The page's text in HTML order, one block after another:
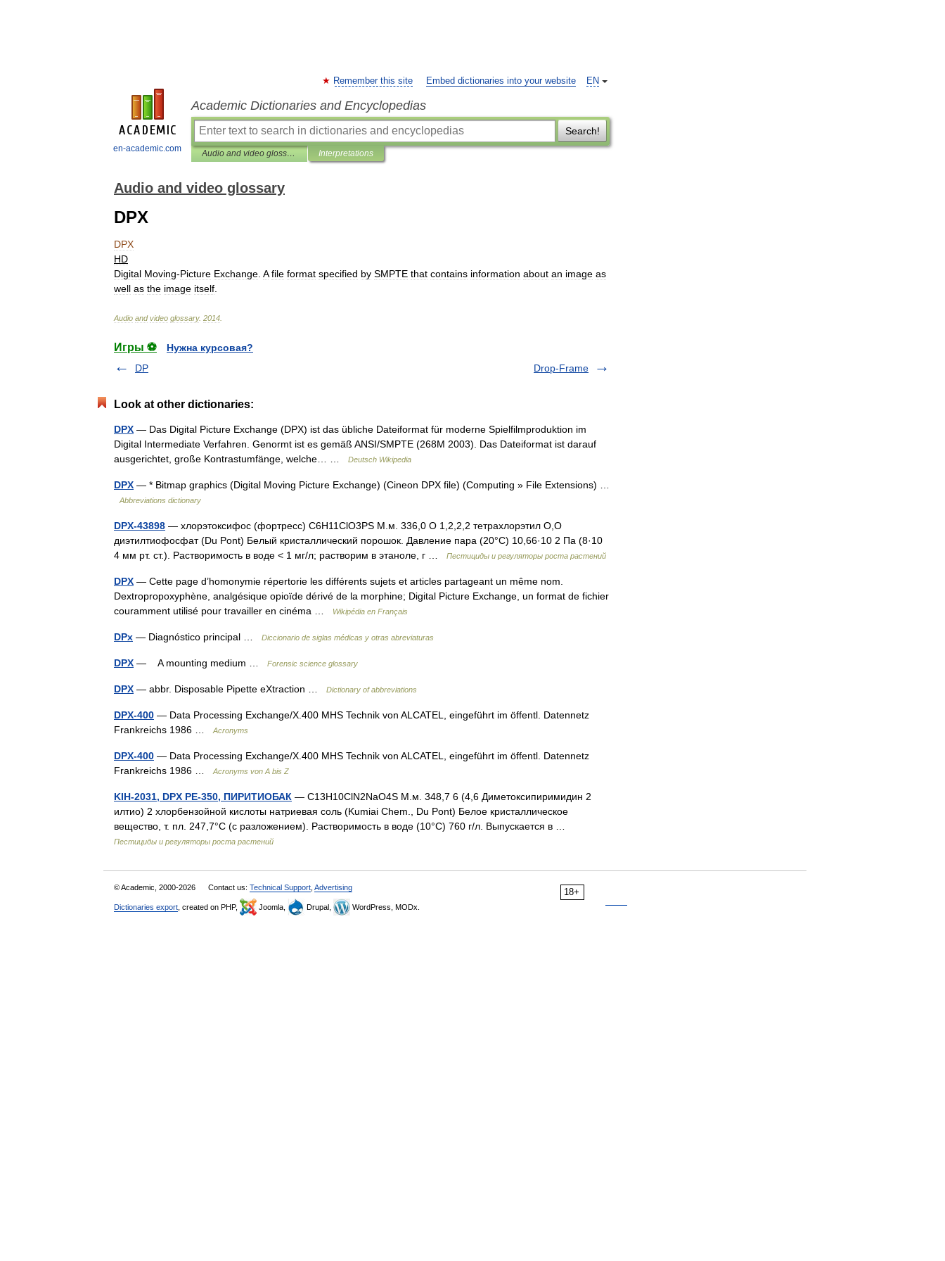
en-academic.com
EN
Remember this site Embed dictionaries into your website
Academic Dictionaries and Encyclopedias
Search!
Audio and video glossary Interpretations
Audio and video glossary
DPX
DPX
HD
Digital Moving-Picture Exchange A file format specified by SMPTE that contains information about an image as
well as the image itself
Audio and video glossary. 2014
Игры ⚽
Нужна курсовая?
DP
Drop-Frame
Look at other dictionaries:
DPX — Das Digital Picture Exchange (DPX) ist das übliche Dateiformat für moderne Spielfilmproduktion im
Digital Intermediate Verfahren. Genormt ist es gemäß ANSI/SMPTE (268M 2003). Das Dateiformat ist darauf
ausgerichtet, große Kontrastumfänge, welche… …
Deutsch Wikipedia
DPX — * Bitmap graphics (Digital Moving Picture Exchange) (Cineon DPX file) (Computing » File Extensions) …
Abbreviations dictionary
DPX-43898 — хлорэтоксифос (фортресс) C6H11ClO3PS М.м. 336,0 О 1,2,2,2 тетрахлорэтил О,О
диэтилтиофосфат (Du Pont) Белый кристаллический порошок. Давление пара (20°С) 10,66·10 2 Па (8·10
4 мм рт. ст.). Растворимость в воде < 1 мг/л; растворим в этаноле, г …
Пестициды и регуляторы роста растений
DPX — Cette page d’homonymie répertorie les différents sujets et articles partageant un même nom.
Dextropropoxyphène, analgésique opioïde dérivé de la morphine; Digital Picture Exchange, un format de fichier
couramment utilisé pour travailler en cinéma …
Wikipédia en Français
DPx — Diagnóstico principal … Diccionario de siglas médicas y otras abreviaturas
DPX — A mounting medium … Forensic science glossary
DPX — abbr. Disposable Pipette eXtraction … Dictionary of abbreviations
DPX-400 — Data Processing Exchange/X.400 MHS Technik von ALCATEL, eingeführt im öffentl. Datennetz
Frankreichs 1986 …
Acronyms
DPX-400 — Data Processing Exchange/X.400 MHS Technik von ALCATEL, eingeführt im öffentl. Datennetz
Frankreichs 1986 …
Acronyms von A bis Z
KIH-2031, DPX РЕ-350, ПИРИТИОБАК — C13H10ClN2NaO4S М.м. 348,7 6 (4,6 Диметоксипиримидин 2
илтио) 2 хлорбензойной кислоты натриевая соль (Kumiai Chem., Du Pont) Белое кристаллическое
вещество, т. пл. 247,7°С (с разложением). Растворимость в воде (10°С) 760 г/л. Выпускается в …
Пестициды и регуляторы роста растений
18+
© Academic, 2000-2026 Contact us: Technical Support Advertising
Dictionaries export , created on PHP, Joomla, Drupal, WordPress, MODx.